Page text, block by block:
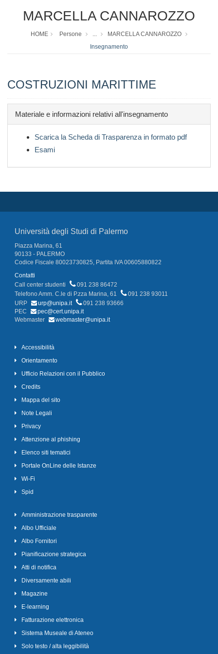
MARCELLA CANNAROZZO
HOME Persone ...
MARCELLA CANNAROZZO
Insegnamento
COSTRUZIONI MARITTIME
Materiale e informazioni relativi all'insegnamento
Scarica la Scheda di Trasparenza in formato pdf
Esami
Università degli Studi di Palermo
Piazza Marina, 61
90133 - PALERMO
Codice Fiscale 80023730825, Partita IVA 00605880822
Contatti
Call center studenti
091 238 86472
Telefono Amm. C.le di P.zza Marina, 61
091 238 93011
URP
urp@unipa.it
091 238 93666
PEC
pec@cert.unipa.it
Webmaster
webmaster@unipa.it
Accessibilità
Orientamento
Ufficio Relazioni con il Pubblico
Credits
Mappa del sito
Note Legali
Privacy
Attenzione al phishing
Elenco siti tematici
Portale OnLine delle Istanze
Wi-Fi
Spid
Amministrazione trasparente
Albo Ufficiale
Albo Fornitori
Pianificazione strategica
Atti di notifica
Diversamente abili
Magazine
E-learning
Fatturazione elettronica
Sistema Museale di Ateneo
Solo testo / alta leggibilità